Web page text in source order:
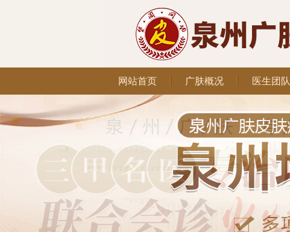
网站首页 广肤概况 医生团队